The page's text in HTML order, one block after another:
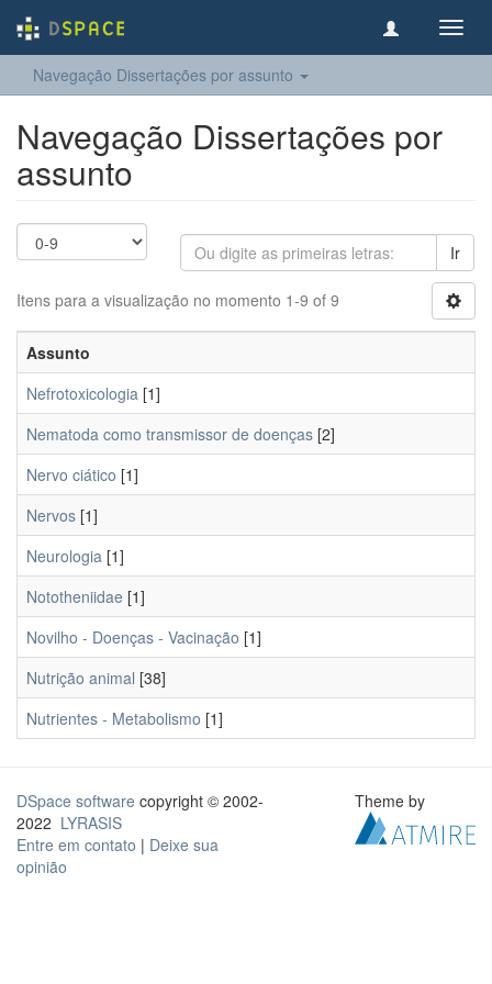
Navegação Dissertações por assunto
Navegação Dissertações por
assunto
Ir
Itens para a visualização no momento 1-9 of 9
Assunto
Nefrotoxicologia [1]
Nematoda como transmissor de doenças [2]
Nervo ciático [1]
Nervos [1]
Neurologia [1]
Nototheniidae [1]
Novilho - Doenças - Vacinação [1]
Nutrição animal [38]
Nutrientes - Metabolismo [1]
DSpace software copyright © 2002-
2022 LYRASIS
Entre em contato | Deixe sua
opinião
Theme by